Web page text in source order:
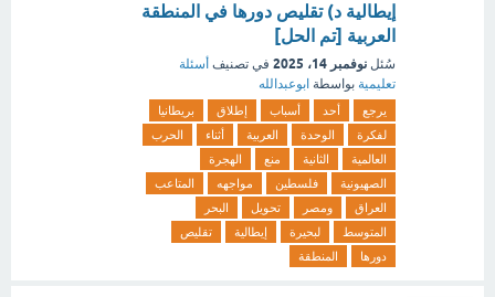
إيطالية د) تقليص دورها في المنطقة
العربية [تم الحل]
سُئل نوفمبر 14، 2025 في تصنيف أسئلة
تعليمية بواسطة ابوعبدالله
يرجع أحد أسباب إطلاق
بريطانيا
لفكرة
الوحدة العربية أثناء
الحرب
العالمية
الثانية منع
الهجرة
الصهيونية
فلسطين مواجهه
المتاعب
العراق
ومصر تحويل
البحر
المتوسط
لبحيرة إيطالية
تقليص
دورها
المنطقة